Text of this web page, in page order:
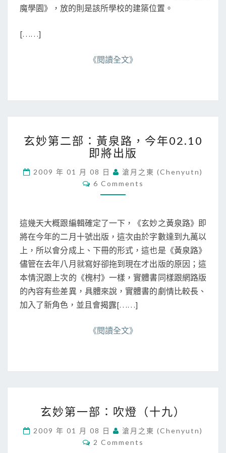
魔學園》，放的則是該所學校的建築位置。
[……]
《閱讀全文》
妙
第
部
：
黃
路
，
今
年
0
2
.
1
0
將
玄妙第二部：黃泉路，今年02.10
即將出版
2009 年 01 月 08 日
滄月之東 (chenyutn)
C
O
N
T
S
6 Comments
這幾天大概跟編輯確定了一下，《玄妙之黃泉路》即
將在今年的二月十號出版，這次由於字數達到九萬以
上，所以會分成上、下冊的形式，這也是《黃泉路》
儘管在去年八月就寫好卻拖到現在才出版的原因；這
本情況跟上次的《槐村》一樣，實體書同樣跟網路版
的內容有些差異，具體來說，實體書的劇情比較長、
加入了新角色，並且會揭露[……]
《閱讀全文》
妙
一
部
玄妙第一部：吹燈（十九）
2009 年 01 月 08 日
滄月之東 (chenyutn)
C
O
2 Comments